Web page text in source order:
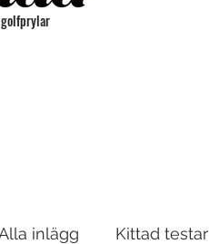
inlägg Kittad testar